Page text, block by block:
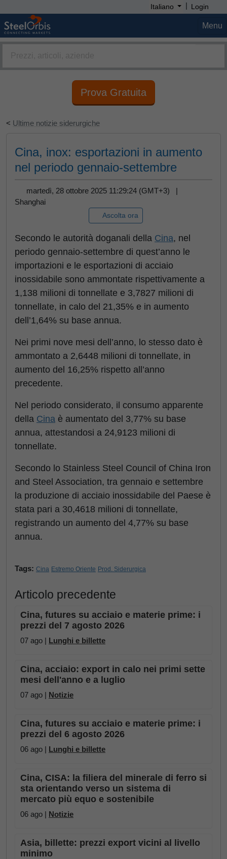
Italiano | Login
Menu
Prova Gratuita
< Ultime notizie siderurgiche
Cina, inox: esportazioni in aumento
nel periodo gennaio-settembre
martedì, 28 ottobre 2025 11:29:24 (GMT+3) |
Shanghai
Ascolta ora
Secondo le autorità doganali della Cina, nel
periodo gennaio-settembre di quest’anno le
importazioni e le esportazioni di acciaio
inossidabile sono ammontate rispettivamente a
1,138 milioni di tonnellate e 3,7827 milioni di
tonnellate, in calo del 21,35% e in aumento
dell’1,64% su base annua.
Nei primi nove mesi dell’anno, lo stesso dato è
ammontato a 2,6448 milioni di tonnellate, in
aumento del 16,25% rispetto all’anno
precedente.
Nel periodo considerato, il consumo apparente
della Cina è aumentato del 3,77% su base
annua, attestandosi a 24,9123 milioni di
tonnellate.
Secondo lo Stainless Steel Council of China Iron
and Steel Association, tra gennaio e settembre
la produzione di acciaio inossidabile del Paese è
stata pari a 30,4618 milioni di tonnellate,
registrando un aumento del 4,77% su base
annua.
Tags: Cina Estremo Oriente Prod. Siderurgica
Articolo precedente
Cina, futures su acciaio e materie prime: i
prezzi del 7 agosto 2026
07 ago | Lunghi e billette
Cina, acciaio: export in calo nei primi sette
mesi dell'anno e a luglio
07 ago | Notizie
Cina, futures su acciaio e materie prime: i
prezzi del 6 agosto 2026
06 ago | Lunghi e billette
Cina, CISA: la filiera del minerale di ferro si
sta orientando verso un sistema di
mercato più equo e sostenibile
06 ago | Notizie
Asia, billette: prezzi export vicini al livello
minimo